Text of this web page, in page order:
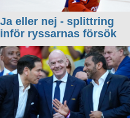
Ja eller nej - splittring
inför ryssarnas försök